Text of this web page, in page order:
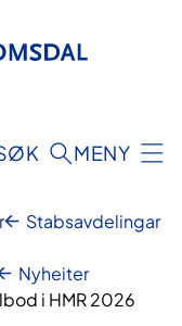
MENY
Stabsavdelingar
Nyheiter
i HMR 2026